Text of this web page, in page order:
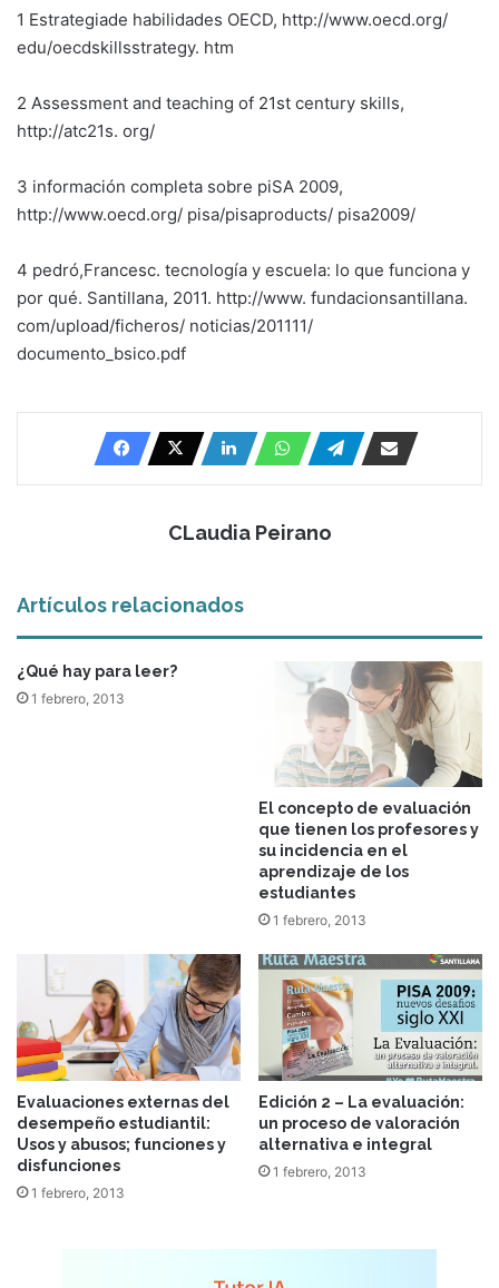
1 Estrategiade habilidades OECD, http://www.oecd.org/
edu/oecdskillsstrategy. htm
2 Assessment and teaching of 21st century skills,
http://atc21s. org/
3 información completa sobre piSA 2009,
http://www.oecd.org/ pisa/pisaproducts/ pisa2009/
4 pedró,Francesc. tecnología y escuela: lo que funciona y
por qué. Santillana, 2011. http://www. fundacionsantillana.
com/upload/ficheros/ noticias/201111/
documento_bsico.pdf
CLaudia Peirano
Artículos relacionados
¿Qué hay para leer?
1 febrero, 2013
El concepto de evaluación
que tienen los profesores y
su incidencia en el
aprendizaje de los
estudiantes
1 febrero, 2013
Evaluaciones externas del
desempeño estudiantil:
Usos y abusos; funciones y
disfunciones
1 febrero, 2013
Edición 2 – La evaluación:
un proceso de valoración
alternativa e integral
1 febrero, 2013